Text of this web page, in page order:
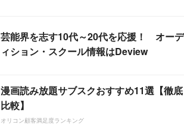
芸能界を志す10代～20代を応援！ オーデ
ィション・スクール情報はDeview
漫画読み放題サブスクおすすめ11選【徹底
比較】
オリコン顧客満足度ランキング